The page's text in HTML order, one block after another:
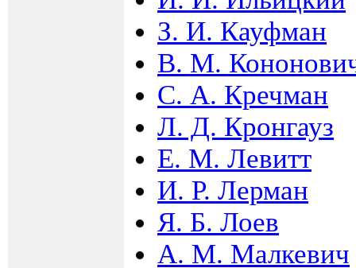
З. И. Кауфман
В. М.
С. А. Кречман
Л. Д. Кронгауз
Е. М. Левитт
И. Р. Лерман
Я. Б. Лоев
А. М. Малкевич